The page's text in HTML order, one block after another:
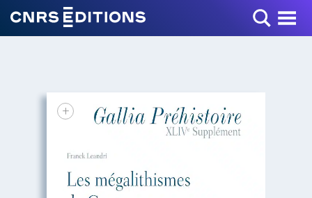
Toggle Menu
+